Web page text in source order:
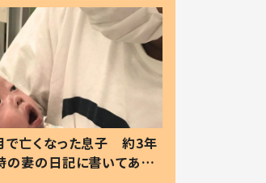
で亡くなった息子 約3年
の妻の日記に書いてあっ